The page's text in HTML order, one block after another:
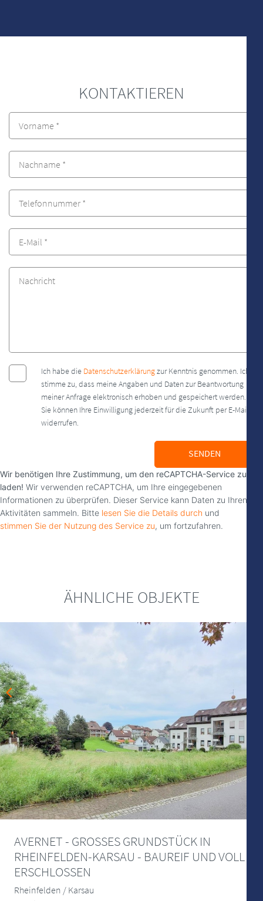
KONTAKTIEREN
Ich habe die Datenschutzerklärungzur Kenntnis genommen. Ich
stimme zu, dass meine Angaben und Daten zur Beantwortung
meiner Anfrage elektronisch erhoben und gespeichert werden.
Sie können Ihre Einwilligung jederzeit für die Zukunft per E-Mail
widerrufen.
SENDEN
Wir benötigen Ihre Zustimmung, um den reCAPTCHA-Service zu
laden! Wir verwenden reCAPTCHA, um Ihre eingegebenen
Informationen zu überprüfen. Dieser Service kann Daten zu Ihren
Aktivitäten sammeln. Bitte lesen Sie die Details durch und
stimmen Sie der Nutzung des Service zu, um fortzufahren.
ÄHNLICHE OBJEKTE
AVERNET - GROSSES GRUNDSTÜCK IN
RHEINFELDEN-KARSAU - BAUREIF UND VOLL
ERSCHLOSSEN
Rheinfelden / Karsau